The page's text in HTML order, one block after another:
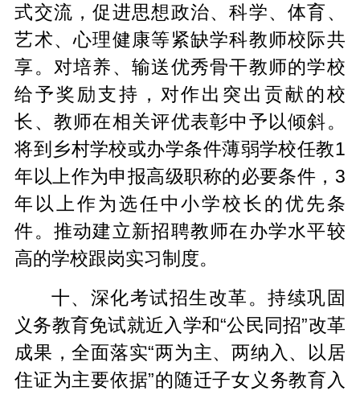
式交流，促进思想政治、科学、体育、
艺术、心理健康等紧缺学科教师校际共
享。对培养、输送优秀骨干教师的学校
给予奖励支持，对作出突出贡献的校
长、教师在相关评优表彰中予以倾斜。
将到乡村学校或办学条件薄弱学校任教1
年以上作为申报高级职称的必要条件，3
年以上作为选任中小学校长的优先条
件。推动建立新招聘教师在办学水平较
高的学校跟岗实习制度。
十、深化考试招生改革。持续巩固
义务教育免试就近入学和“公民同招”改革
成果，全面落实“两为主、两纳入、以居
住证为主要依据”的随迁子女义务教育入